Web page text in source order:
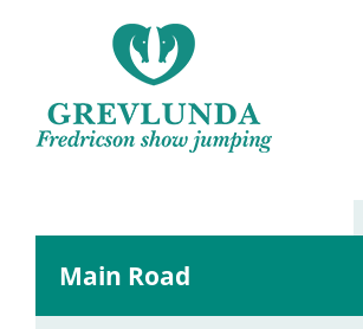
Main Road